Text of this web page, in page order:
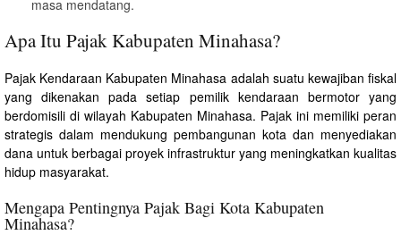
masa mendatang.
Apa Itu Pajak Kabupaten Minahasa?
Pajak Kendaraan Kabupaten Minahasa adalah suatu kewajiban fiskal
yang dikenakan pada setiap pemilik kendaraan bermotor yang
berdomisili di wilayah Kabupaten Minahasa. Pajak ini memiliki peran
strategis dalam mendukung pembangunan kota dan menyediakan
dana untuk berbagai proyek infrastruktur yang meningkatkan kualitas
hidup masyarakat.
Mengapa Pentingnya Pajak Bagi Kota Kabupaten
Minahasa?